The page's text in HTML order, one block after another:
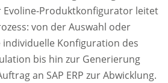
Evoline-Produktkonfigurator leitet
von der Auswahl oder
Konfiguration des
bis hin zur Generierung
an SAP ERP zur Abwicklung.